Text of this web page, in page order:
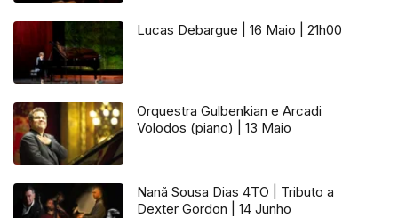
Lucas Debargue | 16 Maio | 21h00
Orquestra Gulbenkian e Arcadi
Volodos (piano) | 13 Maio
Nanã Sousa Dias 4TO | Tributo a
Dexter Gordon | 14 Junho